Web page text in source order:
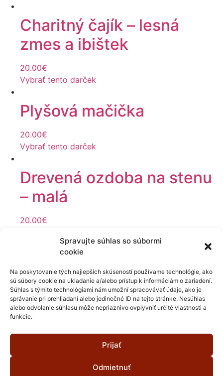
Spravujte súhlas so súbormi
cookie
Na poskytovanie tých najlepších skúseností používame technológie, ako
sú súbory cookie na ukladanie a/alebo prístup k informáciám o zariadení.
Súhlas s týmito technológiami nám umožní spracovávať údaje, ako je
správanie pri prehliadaní alebo jedinečné ID na tejto stránke. Nesúhlas
alebo odvolanie súhlasu môže nepriaznivo ovplyvniť určité vlastnosti a
funkcie.
Prijať
Odmietnuť
Charitný čajík – lesná
zmes a ibištek
20.00€
Vybrať tento darček
Plyšová mačička
20.00€
Vybrať tento darček
Drevená ozdoba na stenu
– malá
20.00€
Partneri projektu
Môj účet
Všeobecné informácie o programe
Zásady používania súborov cookies
Facebook
Copyright ©2022-2030 Darcovský program | Made with